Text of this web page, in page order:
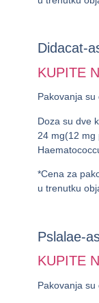
Didacat-
KUPITE
Pakovanja
Doza su dve
24 mg(12 mg
*Cena za
u trenutku
Pslalae-
KUPITE
Pakovanja su